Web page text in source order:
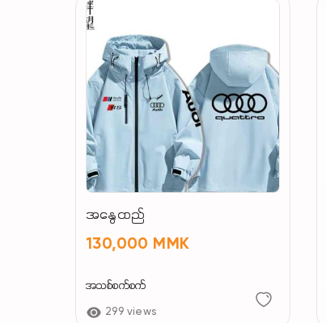
အနွေထည်
130,000 MMK
အသစ်စက်စက်
299 views